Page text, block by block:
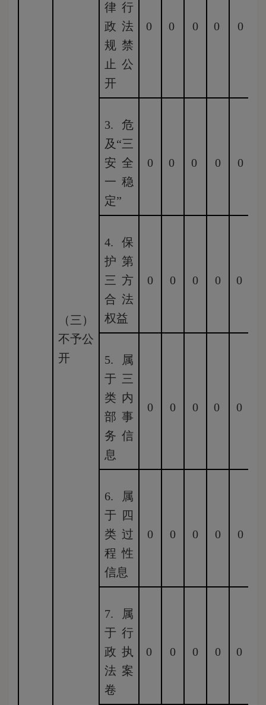
（三）
不予公
开
律行
政法
规禁
止公
开
0 0 0 0 0
3.危
及“三
安全
一稳
定”
0 0 0 0 0
4.保
护第
三方
合法
权益
0 0 0 0 0
5.属
于三
类内
部事
务信
息
0 0 0 0 0
6.属
于四
类过
程性
信息
0 0 0 0 0
7.属
于行
政执
法案
卷
0 0 0 0 0